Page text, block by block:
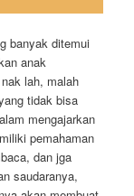
banyak ditemui
anak
lah, malah
tidak bisa
mengajarkan
pemahaman
dan jga
saudaranya,